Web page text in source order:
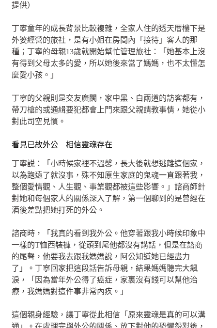
提供）
丁寧童年的成長背景比較複雜，全家人住的透天厝樓下是
外婆經營的旅社，是有小姐在房間內「接待」客人的那
種；丁寧的母親13歲就開始幫忙管理旅社：「她基本上沒
有得到父母太多的愛，所以她後來當了媽媽，也不太懂怎
麼愛小孩。」
丁寧的父親則是交友廣闊，家中黑、白兩道的訪客都有，
帶刀槍的或通緝要犯都會上門來跟父親請教事情，她從小
對此司空見慣。
看見已故外公 相信靈魂存在
丁寧説：「小時候家裡不溫馨，長大後就想逃離這個家，
以為跑遠了就沒事，殊不知原生家庭的鬼魂一直跟著我，
整個愛情觀、人生觀、事業觀都被這些影響。」諮商師針
對她和每個家人的關係深入了解，第一個聊到的是曾經在
酒後差點把她打死的外公。
諮商時，「我真的看到我外公。他穿著跟我小時候印象中
一樣的T恤西裝褲，從頭到尾他都沒有講話，但是在諮商
的尾聲，他要我去跟我媽媽說，阿公知道她已經盡力
了」。丁寧回家把這段話告訴母親，結果媽媽聽完大飆
淚，「因為當年外公得了癌症，家裏沒有錢可以幫他治
療，我媽媽對這件事非常內疚。」
這個親身經驗，讓丁寧從此相信「原來靈魂是真的可以溝
通」。在處理完與外公的關係、放下對他的恐懼怨懟後，